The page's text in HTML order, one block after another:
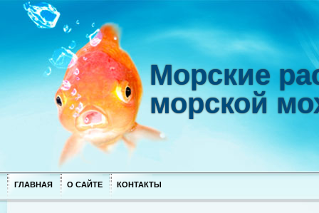
Морские
морской
ГЛАВНАЯ О САЙТЕ КОНТАКТЫ